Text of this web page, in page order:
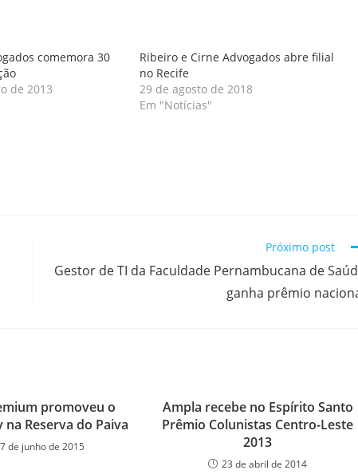
comemora 30
de 2013
Ribeiro e Cirne Advogados abre filial
no Recife
29 de agosto de 2018
Em "Notícias"
Próximo post
Gestor de TI da Faculdade Pernambucana de
ganha prêmio
promoveu o
na Reserva do Paiva
de junho de 2015
Ampla recebe no Espírito Santo
Prêmio Colunistas Centro-Leste
2013
23 de abril de 2014